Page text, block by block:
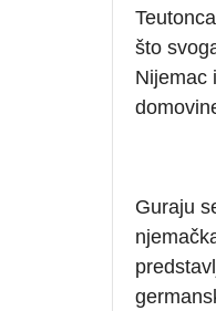
što
Nijemac
Guraju